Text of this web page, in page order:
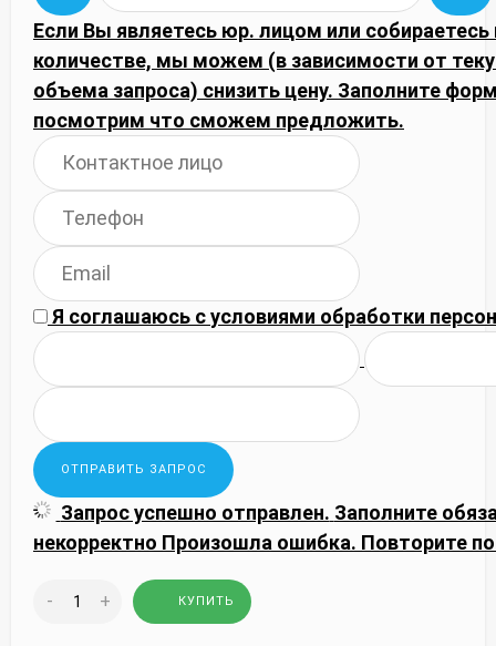
Если Вы являетесь юр. лицом или
количестве, мы можем (в зависимости от
объема запроса) снизить цену. Заполните
посмотрим что сможем предложить.
Я соглашаюсь сусловиями обработки
Запрос успешно отправлен. Заполните
некорректно Произошла ошибка. Повторите
- + КУПИТЬ